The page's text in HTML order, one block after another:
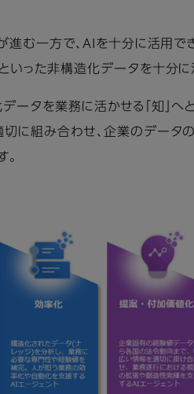
む一方で、AIを十分に活用で
いった非構造化データを十分
データを業務に活かせる「知」
に組み合わせ、企業のデータ